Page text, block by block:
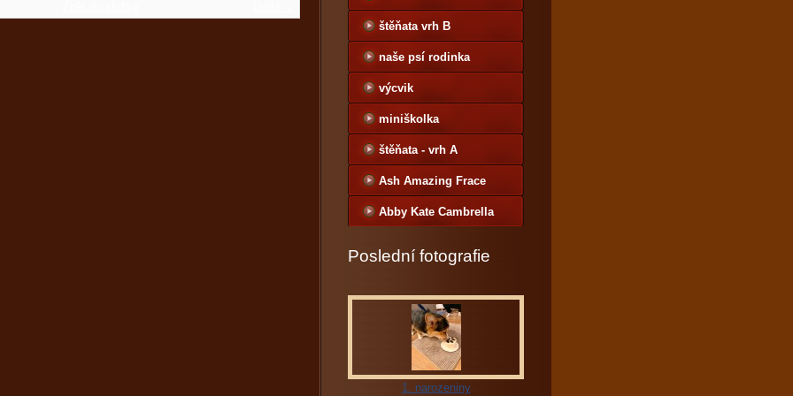
štěňata vrh B
naše psí rodinka
výcvik
miniškolka
štěňata - vrh A
Ash Amazing Frace
Abby Kate Cambrella
Poslední fotografie
1. narozeniny